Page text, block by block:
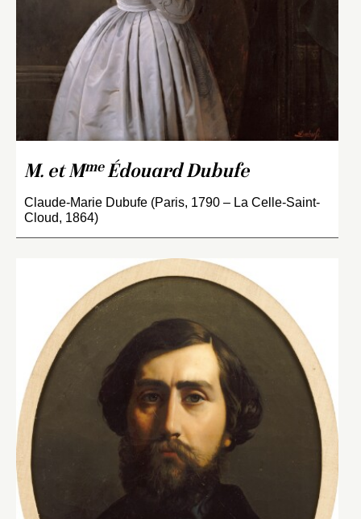
M. et MmeÉdouard Dubufe
Claude-Marie Dubufe (Paris, 1790 – La Celle-Saint-
Cloud, 1864)